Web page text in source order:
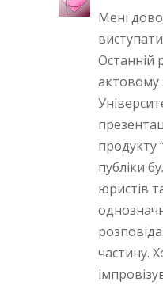
Мені
Останній
актовому
продукту
публіки
юристів
частину.